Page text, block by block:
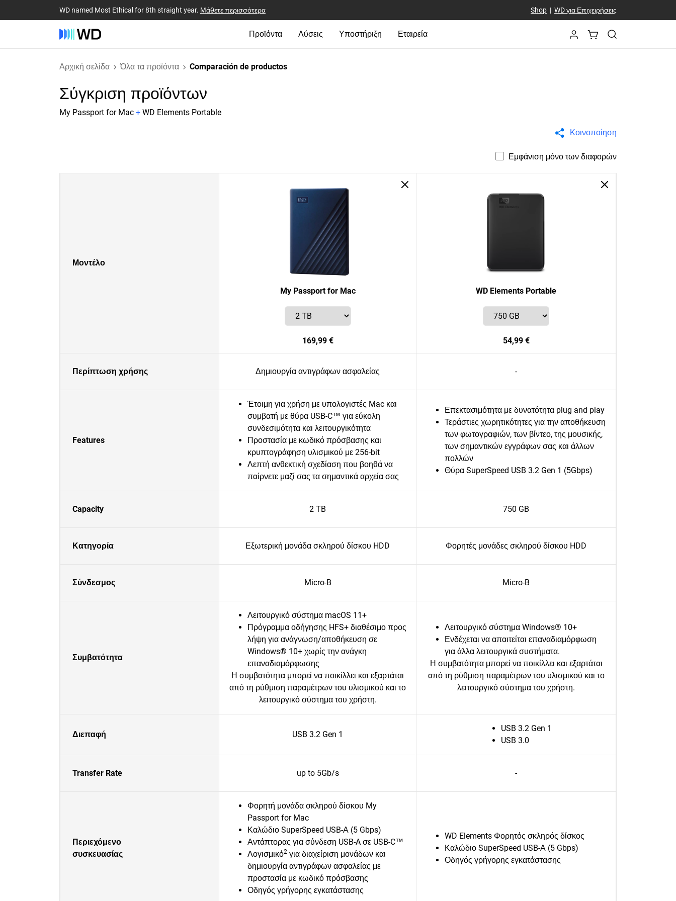
WD named Most Ethical for 8th straight year. Μάθετε περισσότερα Shop| WD για Επιχειρήσεις
Προϊόντα Λύσεις Υποστήριξη Εταιρεία
Αρχική σελίδα Όλα τα προϊόντα Comparación de productos
Σύγκριση προϊόντων
My Passport for Mac + WD Elements Portable
Κοινοποίηση
Εμφάνιση μόνο των διαφορών
Μοντέλο
My Passport for Mac
169,99 €
WD Elements Portable
54,99 €
Περίπτωση χρήσης Δημιουργία αντιγράφων ασφαλείας -
Features
Έτοιμη για χρήση με υπολογιστές Mac και
συμβατή με θύρα USB-C™ για εύκολη
συνδεσιμότητα και λειτουργικότητα
Προστασία με κωδικό πρόσβασης και
κρυπτογράφηση υλισμικού με 256-bit
Λεπτή ανθεκτική σχεδίαση που βοηθά να
παίρνετε μαζί σας τα σημαντικά αρχεία σας
Επεκτασιμότητα με δυνατότητα plug and play
Τεράστιες χωρητικότητες για την αποθήκευση
των φωτογραφιών, των βίντεο, της μουσικής,
των σημαντικών εγγράφων σας και άλλων
πολλών
Θύρα SuperSpeed USB 3.2 Gen 1 (5Gbps)
Capacity 2 TB 750 GB
Κατηγορία Εξωτερική μονάδα σκληρού δίσκου HDD Φορητές μονάδες σκληρού δίσκου HDD
Σύνδεσμος Micro-B Micro-B
Συμβατότητα
Λειτουργικό σύστημα macOS 11+
Πρόγραμμα οδήγησης HFS+ διαθέσιμο προς
λήψη για ανάγνωση/αποθήκευση σε
Windows® 10+ χωρίς την ανάγκη
επαναδιαμόρφωσης
Η συμβατότητα μπορεί να ποικίλλει και εξαρτάται
από τη ρύθμιση παραμέτρων του υλισμικού και το
λειτουργικό σύστημα του χρήστη.
Λειτουργικό σύστημα Windows® 10+
Ενδέχεται να απαιτείται επαναδιαμόρφωση
για άλλα λειτουργικά συστήματα.
Η συμβατότητα μπορεί να ποικίλλει και εξαρτάται
από τη ρύθμιση παραμέτρων του υλισμικού και το
λειτουργικό σύστημα του χρήστη.
Διεπαφή USB 3.2 Gen 1
USB 3.2 Gen 1
USB 3.0
Transfer Rate up to 5Gb/s -
Περιεχόμενο
συσκευασίας
Φορητή μονάδα σκληρού δίσκου My
Passport for Mac
Καλώδιο SuperSpeed USB-Α (5 Gbps)
Αντάπτορας για σύνδεση USB-A σε USB-C™
Λογισμικό2 για διαχείριση μονάδων και
δημιουργία αντιγράφων ασφαλείας με
προστασία με κωδικό πρόσβασης
Οδηγός γρήγορης εγκατάστασης
WD Elements Φορητός σκληρός δίσκος
Καλώδιο SuperSpeed USB-Α (5 Gbps)
Οδηγός γρήγορης εγκατάστασης